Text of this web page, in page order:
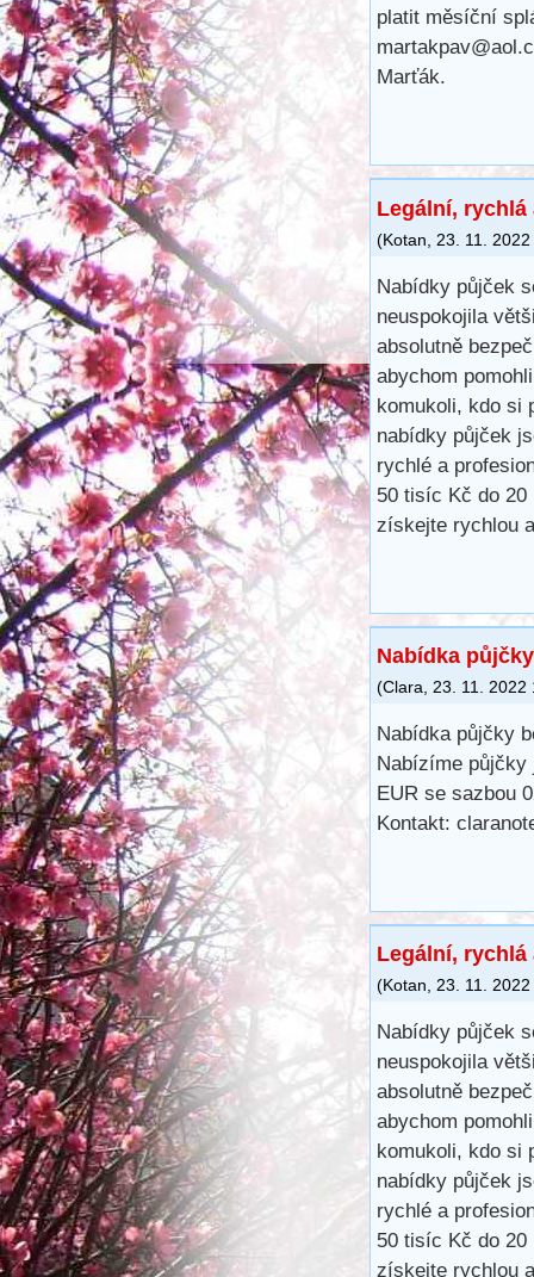
platit měsíční
Marťák.
Legální, rychlá
(Kotan 23. 11. 2022
Nabídky půjček
neuspokojila
absolutně
abychom
komukoli, kdo si
nabídky půjček
rychlé a
50 tisíc Kč do 20
získejte rychlou
Nabídka
(Clara 23. 11. 2022
Nabídka půjčky
Nabízíme půjčky
EUR se sazbou
Kontakt:
Legální, rychlá
(Kotan 23. 11. 2022
Nabídky půjček
neuspokojila
absolutně
abychom
komukoli, kdo si
nabídky půjček
rychlé a
50 tisíc Kč do 20
získejte rychlou